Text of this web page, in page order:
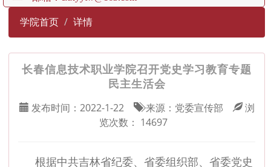
学院首页 详情
长春信息技术职业学院召开党史学习教育专题
民主生活会
发布时间： 2022-1-22 来源： 党委宣传部
浏
览次数： 14697
根据中共吉林省纪委、省委组织部、省委党史